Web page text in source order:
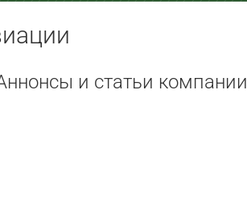
и статьи компании